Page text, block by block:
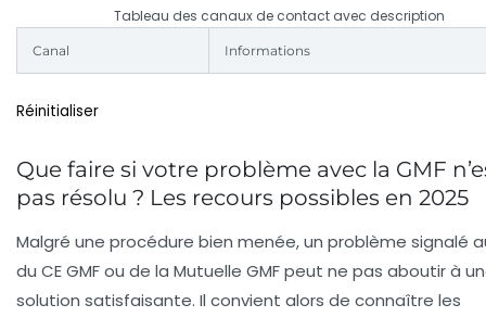
Tableau des canaux de contact avec description
Canal Informations
Réinitialiser
Que faire si votre problème avec la GMF
pas résolu ? Les recours possibles en 2025
Malgré une procédure bien menée, un problème signalé
du CE GMF ou de la Mutuelle GMF peut ne pas aboutir à
solution satisfaisante. Il convient alors de connaître les